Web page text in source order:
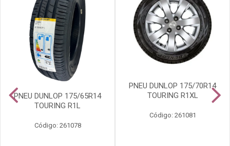
PNEU DUNLOP 175/65R14
TOURING R1L
Código: 261078
PNEU DUNLOP 175/70R14
TOURING R1XL
Código: 261081